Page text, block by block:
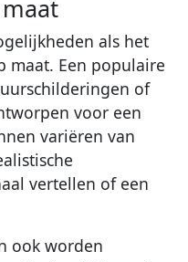
als het
maat. Een populaire
of
voor een
variëren van
vertellen of een
ook worden